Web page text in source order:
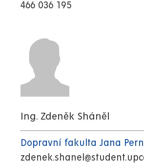
466 036 195
Ing. Zdeněk Sháněl
Dopravní fakulta Jana